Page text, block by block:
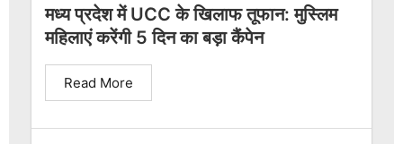
मध्य प्रदेश में UCC के खिलाफ तूफान: मुस्लिम
महिलाएं करेंगी 5 दिन का बड़ा कैंपेन
Read More